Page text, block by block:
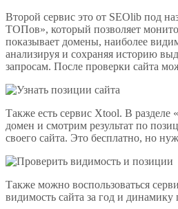
Второй сервис это от SEOlib под
ТОПов», который позволяет
показывает домены, наиболее
анализируя и сохраняя историю
запросам. После проверки сайта
Также есть сервис Xtool. В разделе
домен и смотрим результат по
своего сайта. Это бесплатно, но
Также можно воспользоваться
видимость сайта за год и